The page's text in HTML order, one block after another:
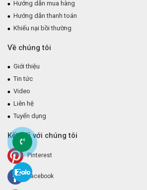
Hướng dẫn mua hàng
Hướng dẫn thanh toán
Khiếu nại bồi thường
Về chúng tôi
Giới thiệu
Tin tức
Video
Liên hệ
Tuyển dụng
Kết nối với chúng tôi
Pinterest
Facebook